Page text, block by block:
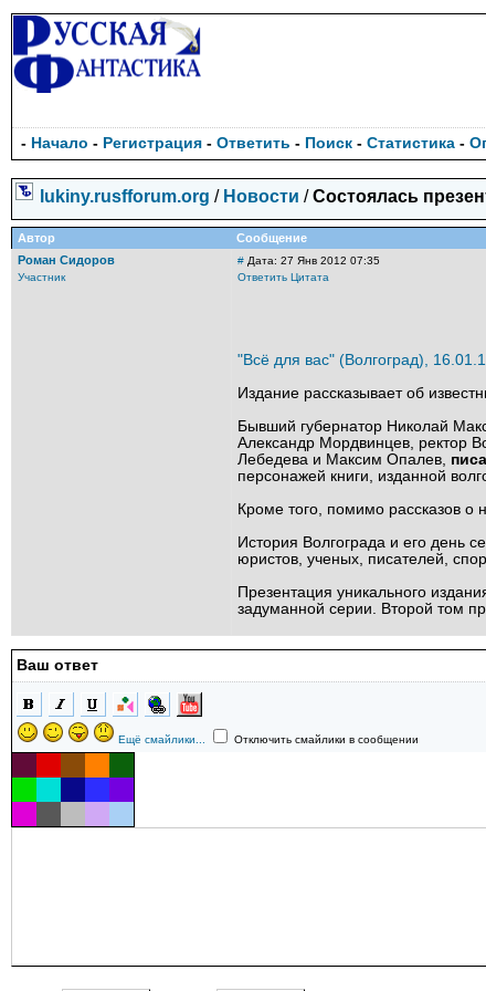
- Начало - Регистрация - Ответить - Поиск - Статистика -
lukiny.rusfforum.org / Новости /Состоялась
Автор
Сообщение
Роман Сидоров
Участник
# Дата: 27 Янв 2012 07:35
Ответить Цитата
"Всё для вас" (Волгоград),
Издание рассказывает об
Бывший губернатор Николай
Александр Мордвинцев, ректор
Лебедева и Максим Опалев,
персонажей книги, изданной
Кроме того, помимо рассказов о
История Волгограда и его день
юристов, ученых, писателей,
Презентация уникального
задуманной серии. Второй том
Ваш ответ
Ещё смайлики... Отключить смайлики в сообщении